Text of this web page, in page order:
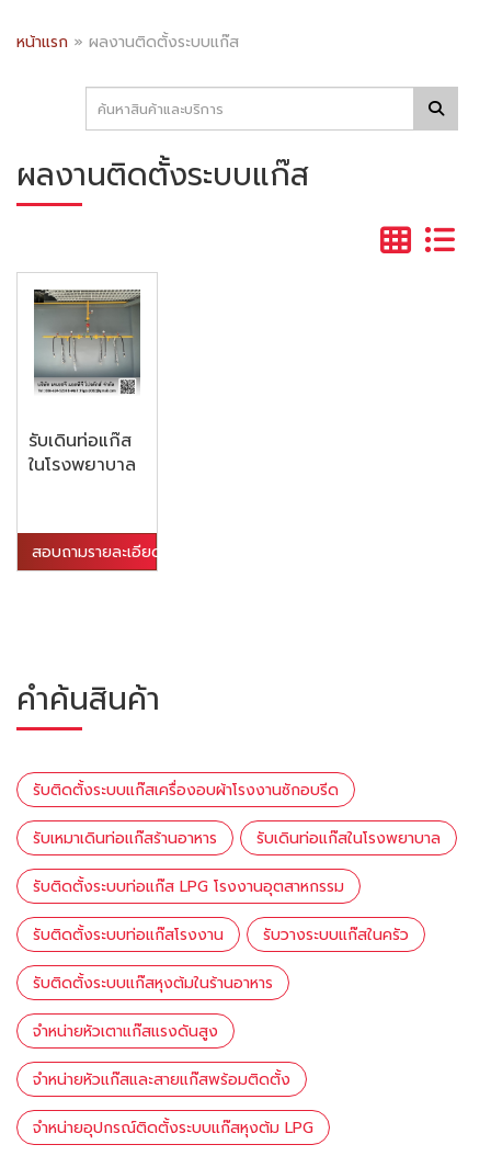
หน้าแรก » ผลงานติดตั้งระบบแก๊ส
ผลงานติดตั้งระบบแก๊ส
รับเดินท่อแก๊ส
ในโรงพยาบาล
สอบถามรายละเอียด
คำค้นสินค้า
รับติดตั้งระบบแก๊สเครื่องอบผ้าโรงงานซักอบรีด
รับเหมาเดินท่อเเก๊สร้านอาหาร รับเดินท่อแก๊สในโรงพยาบาล
รับติดตั้งระบบท่อแก๊ส LPG โรงงานอุตสาหกรรม
รับติดตั้งระบบท่อแก๊สโรงงาน รับวางระบบแก๊สในครัว
รับติดตั้งระบบแก๊สหุงต้มในร้านอาหาร
จำหน่ายหัวเตาแก๊สแรงดันสูง
จำหน่ายหัวแก๊สและสายแก๊สพร้อมติดตั้ง
จำหน่ายอุปกรณ์ติดตั้งระบบแก๊สหุงต้ม LPG